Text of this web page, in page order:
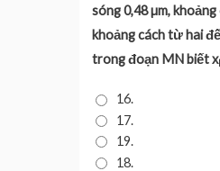
sóng 0,48 µm,
khoảng cách từ hai
trong đoạn MN biết x
16.
17.
19.
18.